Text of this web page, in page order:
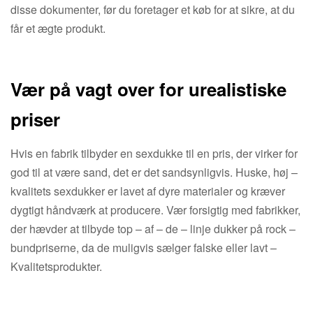
disse dokumenter, før du foretager et køb for at sikre, at du
får et ægte produkt.
Vær på vagt over for urealistiske
priser
Hvis en fabrik tilbyder en sexdukke til en pris, der virker for
god til at være sand, det er det sandsynligvis. Huske, høj –
kvalitets sexdukker er lavet af dyre materialer og kræver
dygtigt håndværk at producere. Vær forsigtig med fabrikker,
der hævder at tilbyde top – af – de – linje dukker på rock –
bundpriserne, da de muligvis sælger falske eller lavt –
Kvalitetsprodukter.